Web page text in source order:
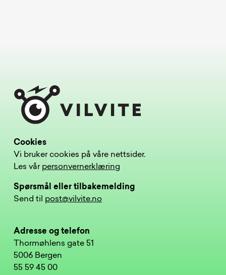
Cookies
Vi bruker cookies på våre nettsider.
Les vår personvernerklæring
Spørsmål eller tilbakemelding
Send til post@vilvite.no
Adresse og telefon
Thormøhlens gate 51
5006 Bergen
55 59 45 00